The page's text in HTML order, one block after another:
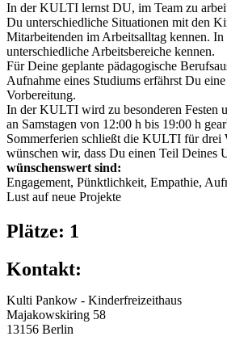
In der KULTI lernst DU, im Team zu
Du unterschiedliche Situationen mit den
Mitarbeitenden im Arbeitsalltag kennen.
unterschiedliche Arbeitsbereiche kennen.
Für Deine geplante pädagogische
Aufnahme eines Studiums erfährst Du
Vorbereitung.
In der KULTI wird zu besonderen Festen
an Samstagen von 12:00 h bis 19:00 h
Sommerferien schließt die KULTI für drei
wünschen wir, dass Du einen Teil Deines
wünschenswert sind:
Engagement, Pünktlichkeit, Empathie,
Lust auf neue Projekte
Plätze: 1
Kontakt:
Kulti Pankow - Kinderfreizeithaus
Majakowskiring 58
13156 Berlin